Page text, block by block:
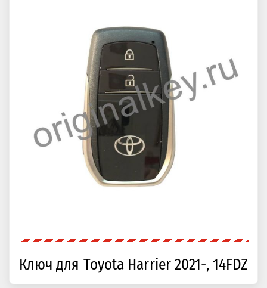
Ключ для Toyota Harrier 2021-, 14FDZ